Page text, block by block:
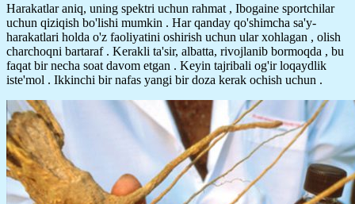
Harakatlar aniq, uning spektri uchun rahmat , Ibogaine sportchilar
uchun qiziqish bo'lishi mumkin . Har qanday qo'shimcha sa'y-
harakatlari holda o'z faoliyatini oshirish uchun ular xohlagan , olish
charchoqni bartaraf . Kerakli ta'sir, albatta, rivojlanib bormoqda , bu
faqat bir necha soat davom etgan . Keyin tajribali og'ir loqaydlik
iste'mol . Ikkinchi bir nafas yangi bir doza kerak ochish uchun .